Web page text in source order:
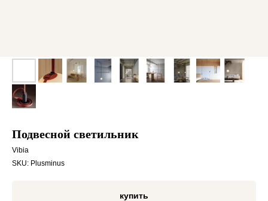
Подвесной светильник
Vibia
SKU: Plusminus
купить